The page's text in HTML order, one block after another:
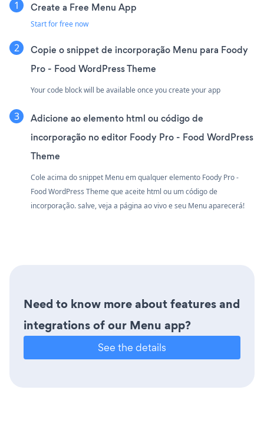
Create a Free Menu App
Start for free now
Copie o snippet de incorporação Menu para Foody
Pro - Food WordPress Theme
Your code block will be available once you create your app
Adicione ao elemento html ou código de
incorporação no editor Foody Pro - Food WordPress
Theme
Cole acima do snippet Menu em qualquer elemento Foody Pro -
Food WordPress Theme que aceite html ou um código de
incorporação. salve, veja a página ao vivo e seu Menu aparecerá!
Need to know more about features and
integrations of our Menu app?
See the details